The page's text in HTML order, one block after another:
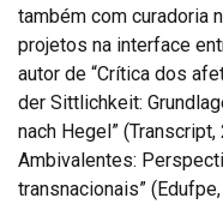
também com curadoria
projetos na interface
autor de “Crítica dos
der Sittlichkeit:
nach Hegel”
Ambivalentes:
transnacionais”